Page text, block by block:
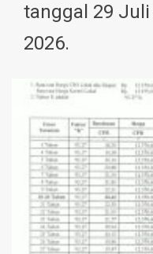
tanggal 29
2026.